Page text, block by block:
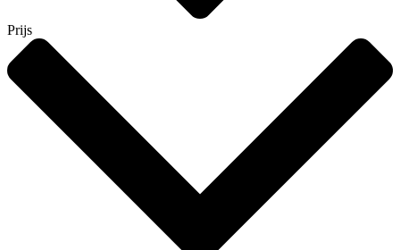
Prijs